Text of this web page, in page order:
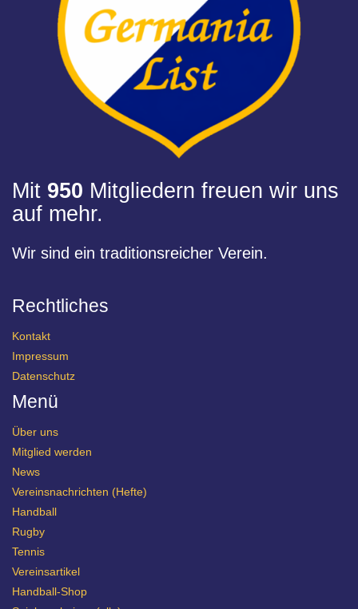
Mit 950 Mitgliedern freuen wir uns
auf mehr.
Wir sind ein traditionsreicher Verein.
Rechtliches
Kontakt
Impressum
Datenschutz
Menü
Über uns
Mitglied werden
News
Vereinsnachrichten (Hefte)
Handball
Rugby
Tennis
Vereinsartikel
Handball-Shop